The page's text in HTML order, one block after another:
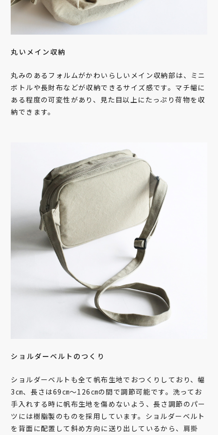
丸いメイン収納
丸みのあるフォルムがかわいらしいメイン収納部は、ミニ
ボトルや長財布などが収納できるサイズ感です。マチ幅に
ある程度の可変性があり、見た目以上にたっぷり荷物を収
納できます。
ショルダーベルトのつくり
ショルダーベルトも全て帆布生地でおつくりしており、幅
3㎝、長さは69㎝～126㎝の間で調節可能です。洗ってお
手入れする時に帆布生地を傷めないよう、長さ調節のパー
ツには樹脂製のものを採用しています。ショルダーベルト
を背面に配置して斜め方向に送り出しているから、肩掛